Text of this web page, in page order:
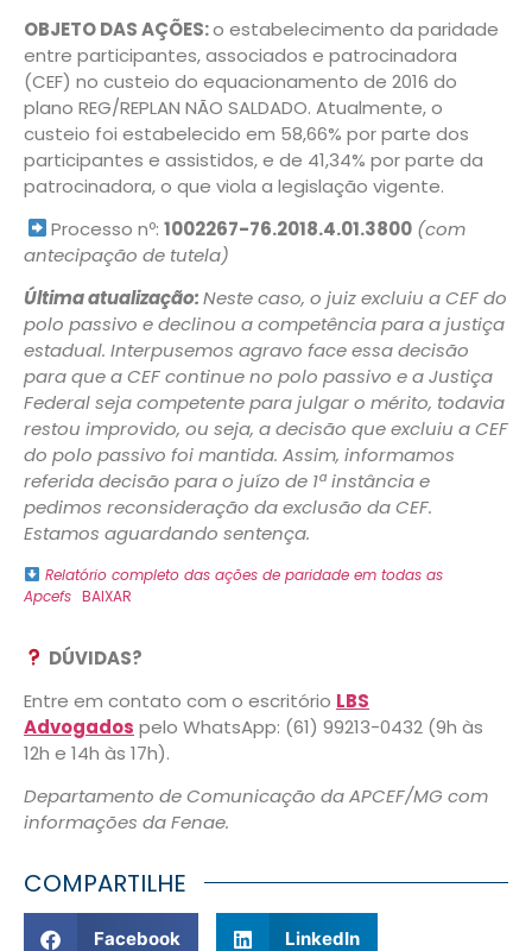
OBJETO DAS AÇÕES:o estabelecimento da paridade
entre participantes, associados e patrocinadora
(CEF) no custeio do equacionamento de 2016 do
plano REG/REPLAN NÃO SALDADO. Atualmente, o
custeio foi estabelecido em 58,66% por parte dos
participantes e assistidos, e de 41,34% por parte da
patrocinadora, o que viola a legislação vigente.
Processo nº:1002267-76.2018.4.01.3800 (com
antecipação de tutela)
Última atualização:Neste caso, o juiz excluiu a CEF do
polo passivo e declinou a competência para a justiça
estadual. Interpusemos agravo face essa decisão
para que a CEF continue no polo passivo e a Justiça
Federal seja competente para julgar o mérito, todavia
restou improvido, ou seja, a decisão que excluiu a CEF
do polo passivo foi mantida. Assim, informamos
referida decisão para o juízo de 1ª instância e
pedimos reconsideração da exclusão da CEF.
Estamos aguardando sentença.
Relatório completo das ações de paridade em todas as
Apcefs BAIXAR
DÚVIDAS?
Entre em contato com o escritório LBS
Advogados pelo WhatsApp: (61) 99213-0432 (9h às
12h e 14h às 17h).
Departamento de Comunicação da APCEF/MG com
informações da Fenae.
COMPARTILHE
Facebook LinkedIn